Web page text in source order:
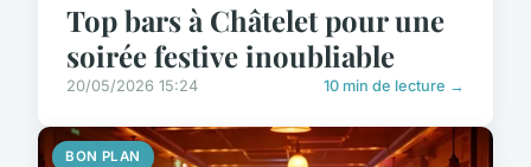
Top bars à Châtelet pour une
soirée festive inoubliable
20/05/2026 15:24 10 min de lecture →
BON PLAN